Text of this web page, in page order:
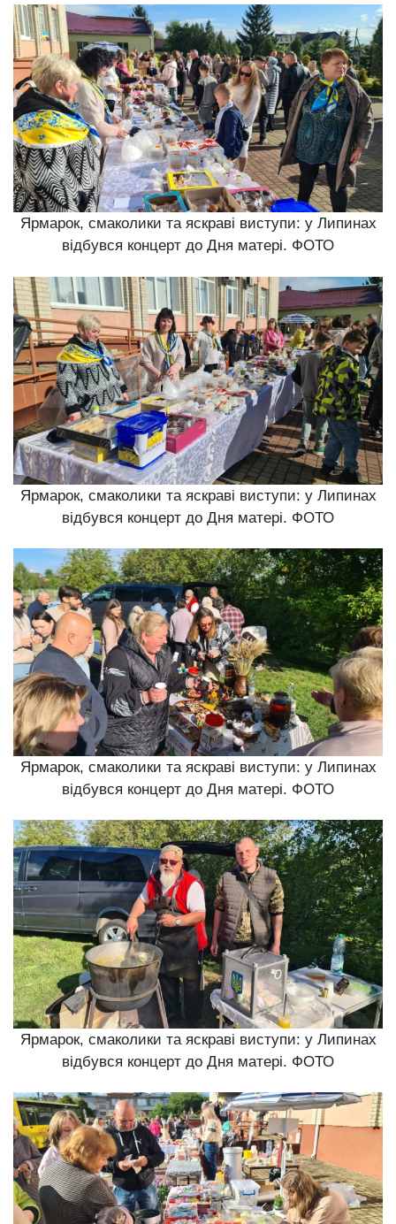
Ярмарок, смаколики та яскраві виступи: у Липинах
відбувся концерт до Дня матері. ФОТО
Ярмарок, смаколики та яскраві виступи: у Липинах
відбувся концерт до Дня матері. ФОТО
Ярмарок, смаколики та яскраві виступи: у Липинах
відбувся концерт до Дня матері. ФОТО
Ярмарок, смаколики та яскраві виступи: у Липинах
відбувся концерт до Дня матері. ФОТО